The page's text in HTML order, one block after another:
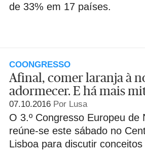
de 33% em 17 países.
COONGRESSO
Afinal, comer laranja à
adormecer. E há mais
07.10.2016 Por Lusa
O 3.º Congresso Europeu de
reúne-se este sábado no
Lisboa para discutir